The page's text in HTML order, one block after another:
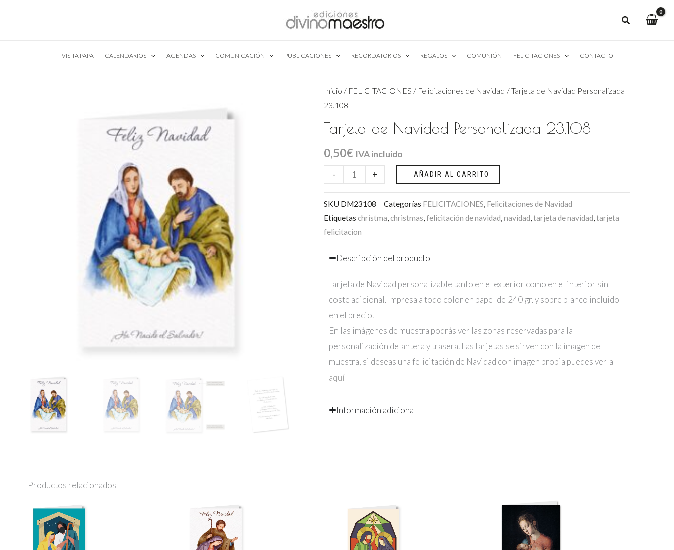
VISITA PAPA CALENDARIOS AGENDAS COMUNICACIÓN PUBLICACIONES RECORDATORIOS REGALOS COMUNIÓN FELICITACIONES CONTACTO
Inicio / FELICITACIONES / Felicitaciones de Navidad / Tarjeta de Navidad Personalizada
23.108
Tarjeta de Navidad Personalizada 23.108
0,50€ IVA incluido
-
Tarjeta
Navidad
Personalizada
23.108
+ AÑADIR AL CARRITO
SKU DM23108 Categorías FELICITACIONES, Felicitaciones de Navidad
Etiquetas christma,christmas,felicitación de navidad,navidad,tarjeta de navidad,tarjeta
felicitacion
Descripción del producto
Tarjeta de Navidad personalizable tanto en el exterior como en el interior sin
coste adicional. Impresa a todo color en papel de 240 gr. y sobre blanco incluido
en el precio.
En las imágenes de muestra podrás ver las zonas reservadas para la
personalización delantera y trasera. Las tarjetas se sirven con la imagen de
muestra, si deseas una felicitación de Navidad con imagen propia puedes verla
aquí
Información adicional
Productos relacionados